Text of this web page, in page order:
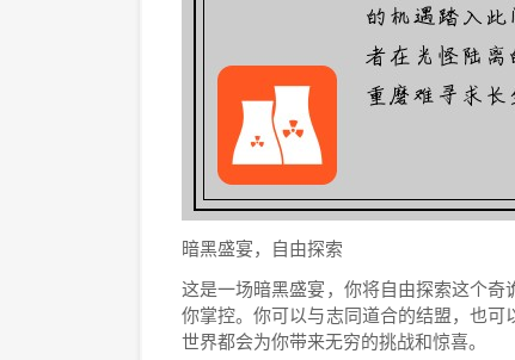
暗黑盛宴，自由探索
这是一场暗黑盛宴，你将自由探索这个
你掌控。你可以与志同道合的结盟，也
世界都会为你带来无穷的挑战和惊喜。